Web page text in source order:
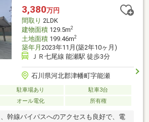
能。2階の各洋室（7帖・6帖）には収納も
リーでもすっきりと暮らせる間取り設計と
3,380万円
間取り 2LDK
建物面積129.5m2
土地面積199.46m2
築年月 2023年11月(築2年10ヶ月)
ＪＲ七尾線 能瀬駅 徒歩3分
石川県河北郡津幡町字能瀬
駐車場あり
駐車3台
オール電化 所有権
幹線バイパスへのアクセスも良好で、電